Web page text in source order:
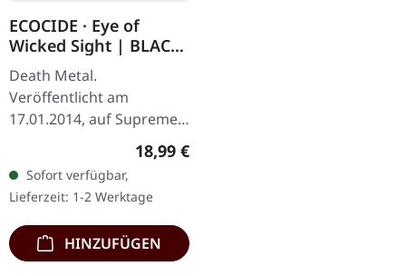
ECOCIDE · Eye of
Wicked Sight | BLACK
LP
Death Metal.
Veröffentlicht am
17.01.2014, auf Supreme
Schwarzes Vinyl, ltd. 200
180g schwarzes Vinyl
Schweres Cover (350g)
mit mattem…
Regulärer Preis:
18,99 €
Sofort verfügbar,
Lieferzeit: 1-2 Werktage
HINZUFÜGEN